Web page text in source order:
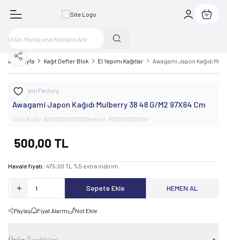
Sepetim
Ana Sayfa Kağıt Defter Blok El Yapımı Kağıtlar Awagami Japon Kağıdı
Favoriye Ekle
Paylaş
Awagami Factory
Awagami Japon Kağıdı Mulberry 38 48 G/M2 97X64 Cm
Ürün Kodu: 62AW330511000Barkod: 4530190301084
500,00 TL
Havale fiyatı : 475,00 TL %5 extra indirim
Sepete Ekle HEMEN AL
Paylaş Fiyat Alarmı Not Ekle